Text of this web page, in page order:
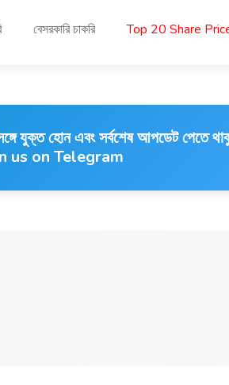
বেসরকারি চাকরি Top 20 Share
যুক্ত হোন এবং সর্বশেষ আপডেট পেতে
us on Telegram